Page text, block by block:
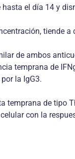
el día 14 y
tiende
de ambos
temprana de
la IgG3.
temprana de tipo
con la